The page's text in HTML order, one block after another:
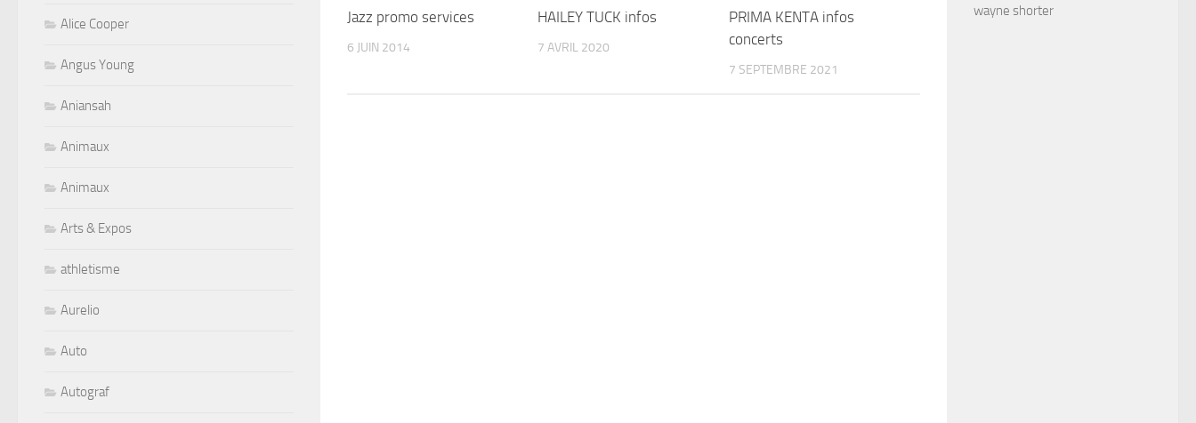
Jazz promo services
6 JUIN 2014
HAILEY TUCK infos
7 AVRIL 2020
PRIMA KENTA infos
concerts
7 SEPTEMBRE 2021
Alice Cooper
Angus Young
Aniansah
Animaux
Animaux
Arts & Expos
athletisme
Aurelio
Auto
Autograf
wayne shorter